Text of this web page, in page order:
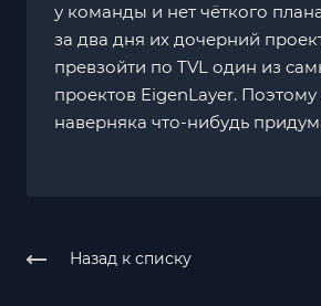
у команды и нет чёткого
за два дня их дочерний
превзойти по TVL один из
проектов EigenLayer.
наверняка что-нибудь
Назад к списку